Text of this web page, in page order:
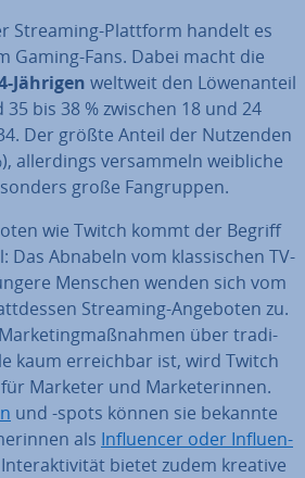
Streaming-Plattform handelt es
Gaming-Fans. Dabei macht die
Jährigen weltweit den Lö­wen­an­teil
bis 38 % zwischen 18 und 24
Der größte Anteil der Nutzenden
al­ler­dings ver­sam­meln weibliche
große Fan­grup­pen.
wie Twitch kommt der Begriff
Das Abnabeln vom klas­si­schen TV-
Menschen wenden sich vom
Streaming-Angeboten zu.
über tra­di­
kaum er­reich­bar ist, wird Twitch
Marketer und Mar­keterin­nen.
und -spots können sie bekannte
als In­fluen­cer oder In­fluen­
bietet zudem kreative